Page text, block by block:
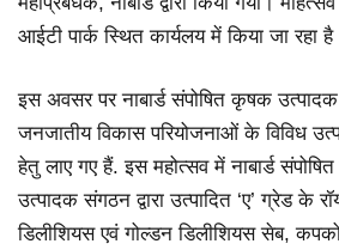
आईटी पार्क स्थित कार्यलय में किया जा रहा
इस अवसर पर नाबार्ड संपोषित कृषक
जनजातीय विकास परियोजनाओं के विविध
हेतु लाए गए हैं. इस महोत्सव में नाबार्ड
उत्पादक संगठन द्वारा उत्पादित ‘ए’ ग्रेड के
डिलीशियस एवं गोल्डन डिलीशियस सेब,